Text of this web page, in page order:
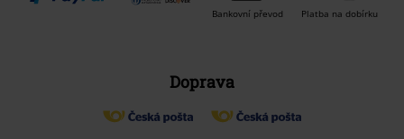
Bankovní převod Platba na dobírku
Doprava